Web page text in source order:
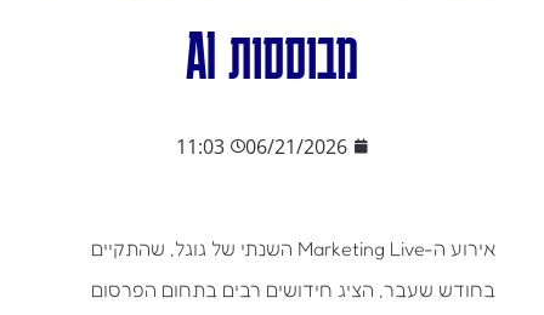
מבוססות AI
06/21/2026
11:03
אירוע ה-Marketing Live השנתי של גוגל, שהתקיים
בחודש שעבר, הציג חידושים רבים בתחום הפרסום